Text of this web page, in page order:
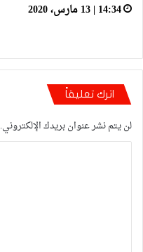
14:34 | 13 مارس، 2020
اترك تعليقاً
لن يتم نشر عنوان بريدك الإلكتروني.